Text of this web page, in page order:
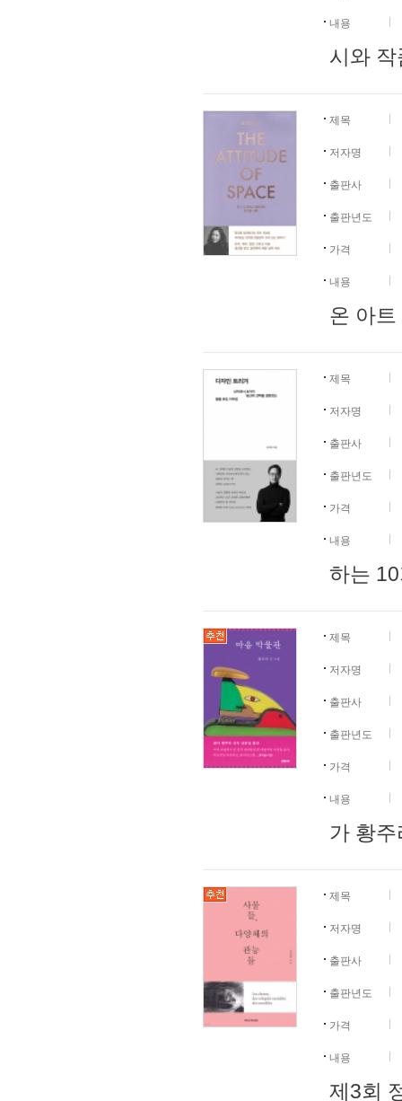
내용
시와
제목
저자명
출판사
출판년도
가격
내용
온 아트
제목
저자명
출판사
출판년도
가격
내용
하는
제목
저자명
출판사
출판년도
가격
내용
가 황
제목
저자명
출판사
출판년도
가격
내용
제3회